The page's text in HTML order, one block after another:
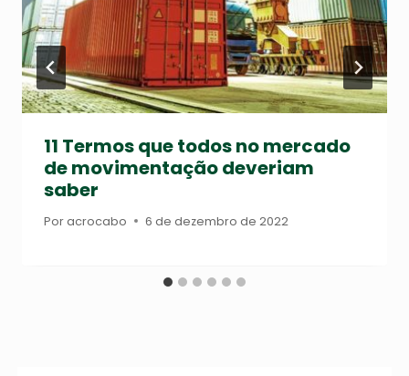
11 Termos que todos no mercado
de movimentação deveriam
saber
Poracrocabo 6 de dezembro de 2022